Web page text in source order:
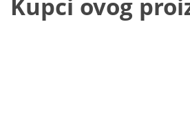
Kupci ovog